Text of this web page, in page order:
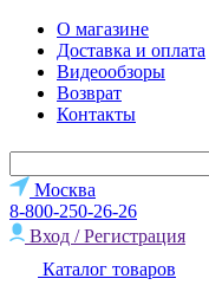
О магазине
Доставка и оплата
Видеообзоры
Возврат
Контакты
Москва
8-800-250-26-26
Вход / Регистрация
Каталог товаров